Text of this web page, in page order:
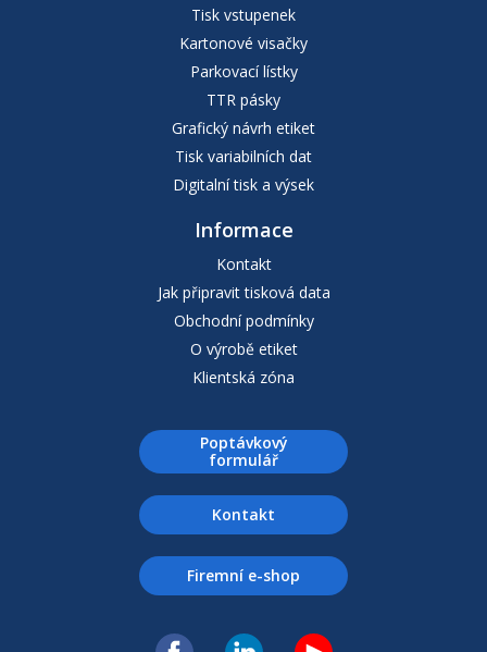
Tisk vstupenek
Kartonové visačky
Parkovací lístky
TTR pásky
Grafický návrh etiket
Tisk variabilních dat
Digitalní tisk a výsek
Informace
Kontakt
Jak připravit tisková data
Obchodní podmínky
O výrobě etiket
Klientská zóna
Poptávkový
formulář
Kontakt
Firemní e-shop